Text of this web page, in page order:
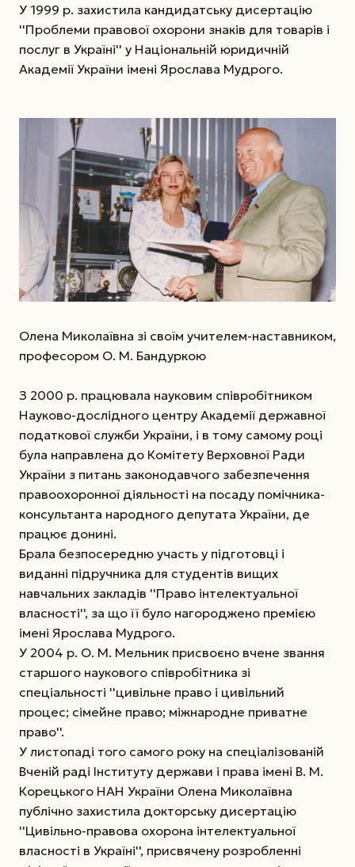
У 1999 р. захистила кандидатську дисертацію
''Проблеми правової охорони знаків для товарів і
послуг в Україні'' у Національній юридичній
Академії України імені Ярослава Мудрого.
Олена Миколаївна зі своїм учителем-наставником,
професором О. М. Бандуркою
З 2000 р. працювала науковим співробітником
Науково-дослідного центру Академії державної
податкової служби України, і в тому самому році
була направлена до Комітету Верховної Ради
України з питань законодавчого забезпечення
правоохоронної діяльності на посаду помічника-
консультанта народного депутата України, де
працює донині.
Брала безпосередню участь у підготовці і
виданні підручника для студентів вищих
навчальних закладів ''Право інтелектуальної
власності'', за що її було нагороджено премією
імені Ярослава Мудрого.
У 2004 р. О. М. Мельник присвоєно вчене звання
старшого наукового співробітника зі
спеціальності ''цивільне право і цивільний
процес; сімейне право; міжнародне приватне
право''.
У листопаді того самого року на спеціалізованій
Вченій раді Інституту держави і права імені В. М.
Корецького НАН України Олена Миколаївна
публічно захистила докторську дисертацію
''Цивільно-правова охорона інтелектуальної
власності в Україні'', присвячену розробленні